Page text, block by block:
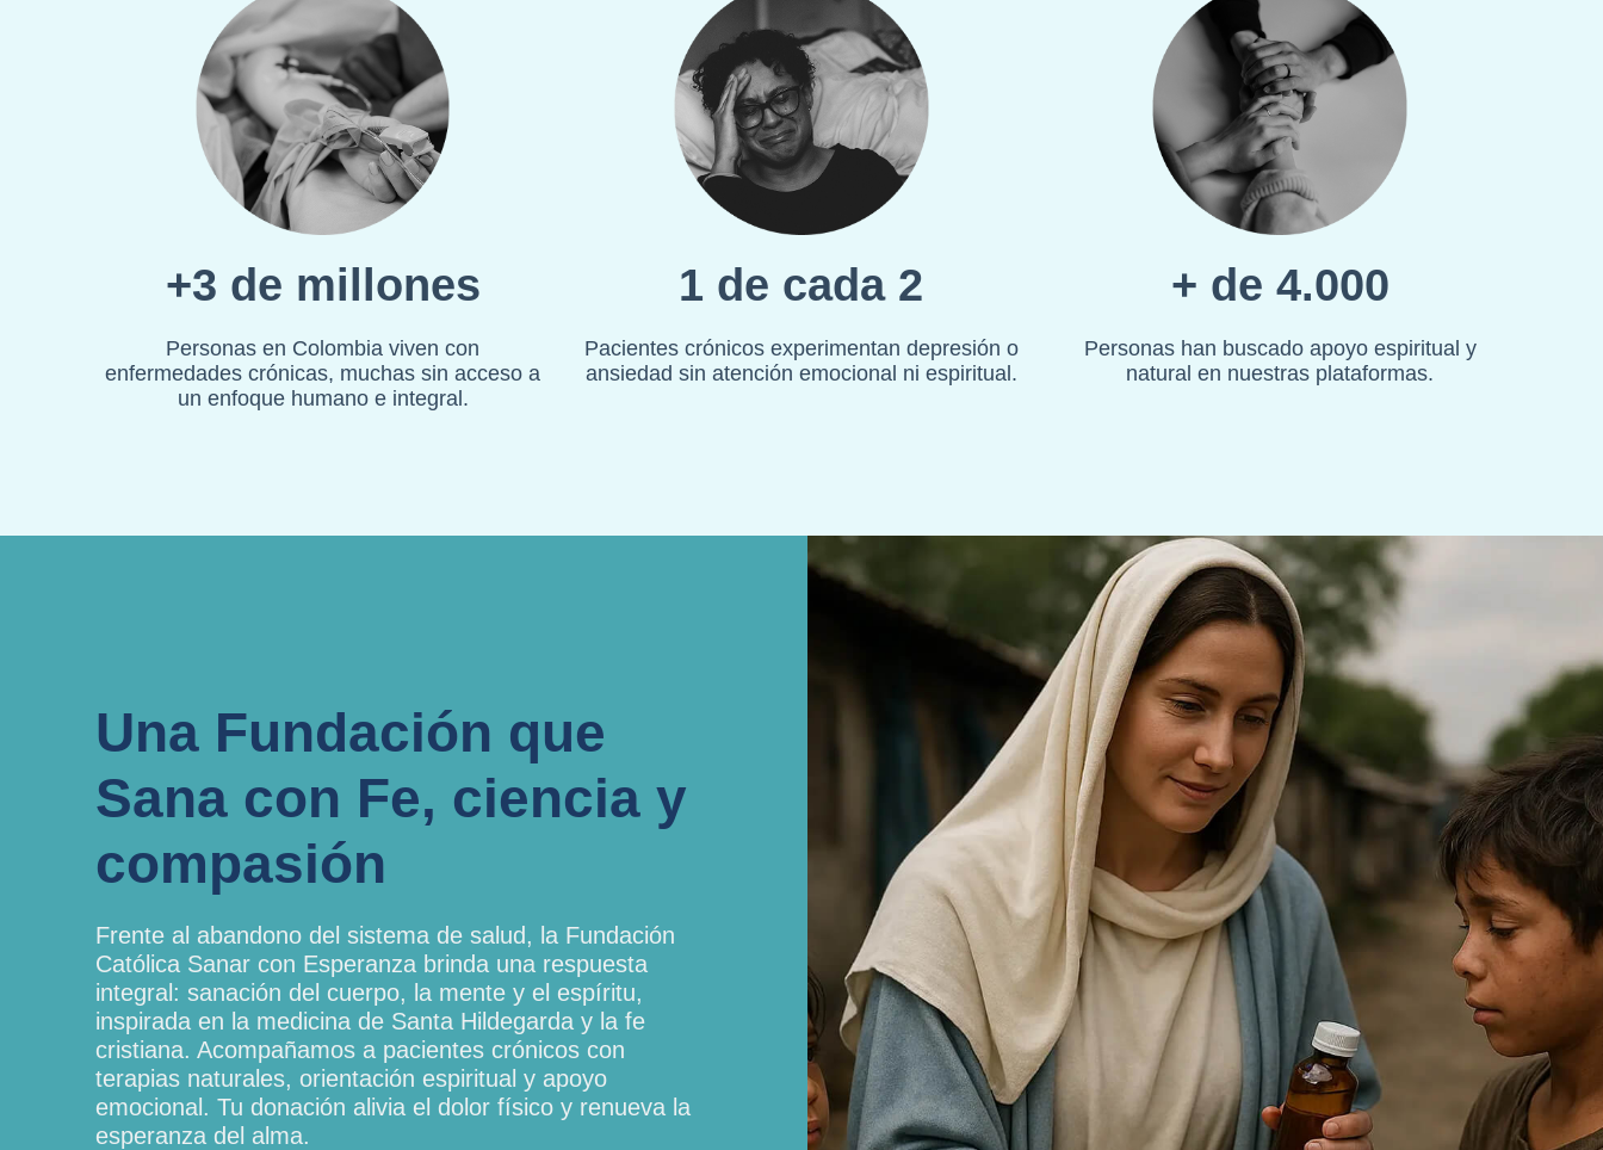
+3 de millones
Personas en Colombia viven con
enfermedades crónicas, muchas sin acceso a
un enfoque humano e integral.
1 de cada 2
Pacientes crónicos experimentan depresión o
ansiedad sin atención emocional ni espiritual.
+ de 4.000
Personas han buscado apoyo espiritual y
natural en nuestras plataformas.
Una Fundación que
Sana con Fe, ciencia y
compasión
Frente al abandono del sistema de salud, la Fundación
Católica Sanar con Esperanza brinda una respuesta
integral: sanación del cuerpo, la mente y el espíritu,
inspirada en la medicina de Santa Hildegarda y la fe
cristiana. Acompañamos a pacientes crónicos con
terapias naturales, orientación espiritual y apoyo
emocional. Tu donación alivia el dolor físico y renueva la
esperanza del alma.